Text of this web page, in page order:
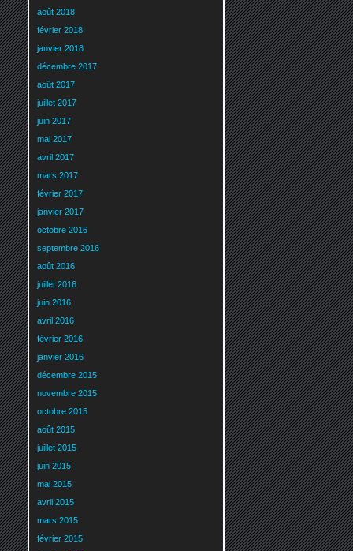
août 2018
février 2018
janvier 2018
décembre 2017
août 2017
juillet 2017
juin 2017
mai 2017
avril 2017
mars 2017
février 2017
janvier 2017
octobre 2016
septembre 2016
août 2016
juillet 2016
juin 2016
avril 2016
février 2016
janvier 2016
décembre 2015
novembre 2015
octobre 2015
août 2015
juillet 2015
juin 2015
mai 2015
avril 2015
mars 2015
février 2015